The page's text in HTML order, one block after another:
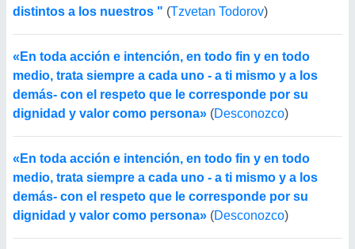
distintos a los nuestros " (Tzvetan Todorov)
«En toda acción e intención, en todo fin y en todo
medio, trata siempre a cada uno - a ti mismo y a los
demás- con el respeto que le corresponde por su
dignidad y valor como persona» (Desconozco)
«En toda acción e intención, en todo fin y en todo
medio, trata siempre a cada uno - a ti mismo y a los
demás- con el respeto que le corresponde por su
dignidad y valor como persona» (Desconozco)